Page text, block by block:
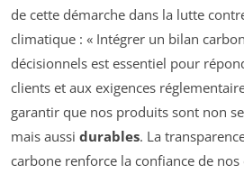
de cette démarche dans la lutte
climatique : « Intégrer un bilan
décisionnels est essentiel pour
clients et aux exigences
garantir que nos produits sont non
mais aussi durables. La
carbone renforce la confiance de nos